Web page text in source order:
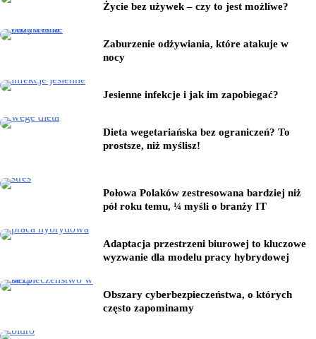
Życie bez używek – czy to jest możliwe?
Zaburzenie odżywiania, które atakuje w
nocy
Jesienne infekcje i jak im zapobiegać?
Dieta wegetariańska bez ograniczeń? To
prostsze, niż myślisz!
Połowa Polaków zestresowana bardziej niż
pół roku temu, ¼ myśli o branży IT
Adaptacja przestrzeni biurowej to kluczowe
wyzwanie dla modelu pracy hybrydowej
Obszary cyberbezpieczeństwa, o których
często zapominamy